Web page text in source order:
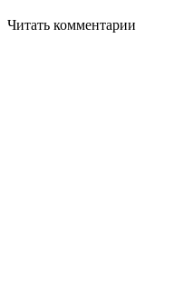
Читать комментарии